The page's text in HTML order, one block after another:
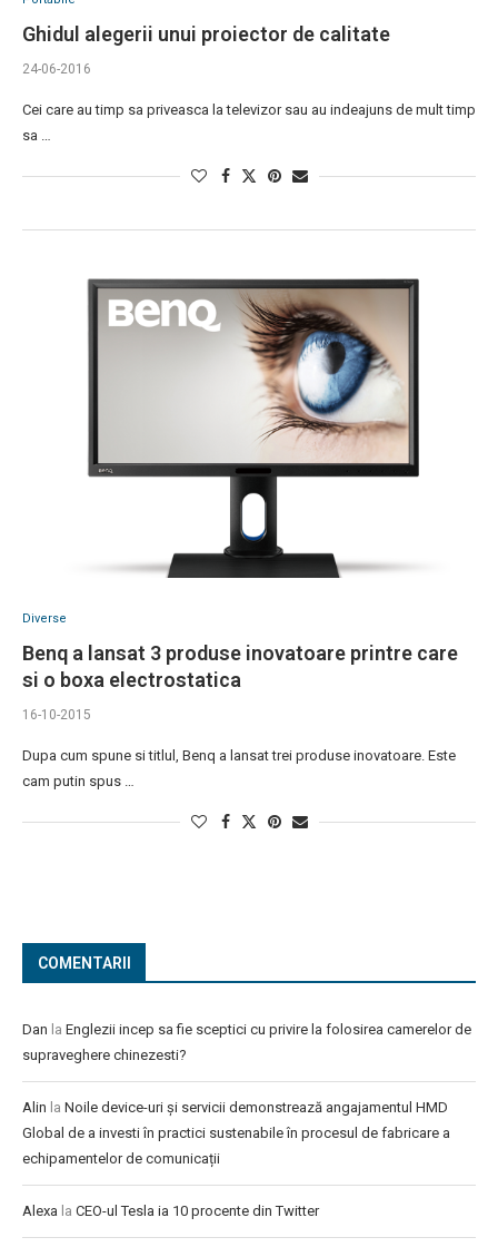
Ghidul alegerii unui proiector de calitate
24-06-2016
Cei care au timp sa priveasca la televizor sau au indeajuns de mult timp
sa …
Diverse
Benq a lansat 3 produse inovatoare printre care
si o boxa electrostatica
16-10-2015
Dupa cum spune si titlul, Benq a lansat trei produse inovatoare. Este
cam putin spus …
COMENTARII
Dan la Englezii incep sa fie sceptici cu privire la folosirea camerelor de
supraveghere chinezesti?
Alin la Noile device-uri și servicii demonstrează angajamentul HMD
Global de a investi în practici sustenabile în procesul de fabricare a
echipamentelor de comunicații
Alexa la CEO-ul Tesla ia 10 procente din Twitter